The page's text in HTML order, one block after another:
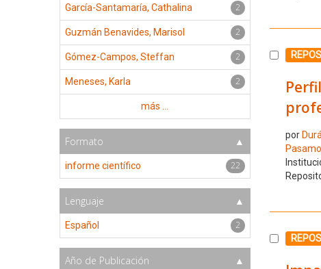
por
García-Santamaría, Cathalina 2
Guzmán Benavides, Marisol 2
Gómez-Campos, Steffan 2
Meneses, Karla 2
más ...
Formato
informe científico 22
Lenguaje
Español 2
Año de Publicación